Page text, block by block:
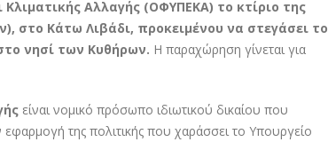
Αλλαγής (ΟΦΥΠΕΚΑ) το κτίριο της
στο Κάτω Λιβάδι, προκειμένου να στεγάσει το
νησί των Κυθήρων. Η παραχώρηση γίνεται για
είναι νομικό πρόσωπο ιδιωτικού δικαίου που
της πολιτικής που χαράσσει το Υπουργείο